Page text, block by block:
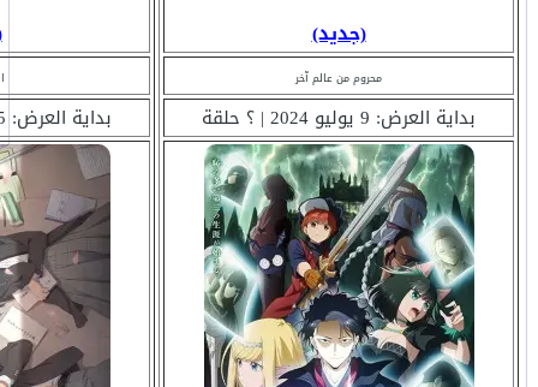
(جديد)
محروم من عالم آخر
بداية العرض: 9 يوليو 2024 | ؟ حلقة بداية العرض: 5 يوليو 2024 | ؟ حلقة